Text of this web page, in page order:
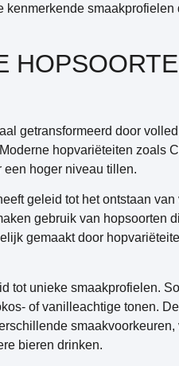
getransformeerd door
hopvariëteiten zoals
een hoger niveau tillen.
geleid tot het ontstaan
gebruik van hopsoorten
gemaakt door
tot unieke smaakprofielen.
of vanilleachtige tonen.
bieren drinken.